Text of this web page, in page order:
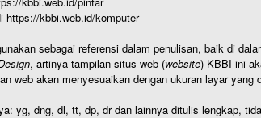
https://kbbi.web.id/komputer
sebagai referensi dalam penulisan, baik di
, artinya tampilan situs web (website) KBBI ini
web akan menyesuaikan dengan ukuran layar yang
yg, dng, dl, tt, dp, dr dan lainnya ditulis lengkap,